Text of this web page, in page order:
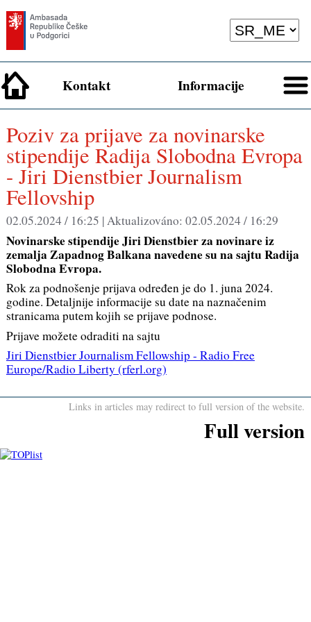
Kontakt Informacije
Poziv za prijave za novinarske
stipendije Radija Slobodna Evropa
- Jiri Dienstbier Journalism
Fellovship
02.05.2024 / 16:25 |Aktualizováno: 02.05.2024 / 16:29
Novinarske stipendije Jiri Dienstbier za novinare iz
zemalja Zapadnog Balkana navedene su na sajtu Radija
Slobodna Evropa.
Rok za podnošenje prijava određen je do 1. juna 2024.
godine. Detaljnije informacije su date na naznačenim
stranicama putem kojih se prijave podnose.
Prijave možete odraditi na sajtu
Jiri Dienstbier Journalism Fellowship - Radio Free
Europe/Radio Liberty (rferl.org)
Links in articles may redirect to full version of the website.
Full version